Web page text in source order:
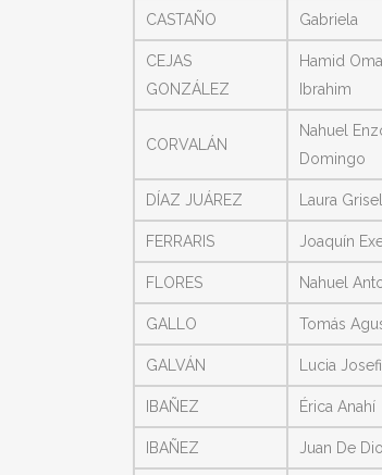
CASTAÑO Gabriela
CEJAS
GONZÁLEZ
Hamid
Ibrahim
CORVALÁN
Nahuel
Domingo
DÍAZ JUÁREZ Laura
FERRARIS Joaquín
FLORES Nahuel
GALLO Tomás
GALVÁN Lucia
IBAÑEZ Érica Anahí
IBAÑEZ Juan De